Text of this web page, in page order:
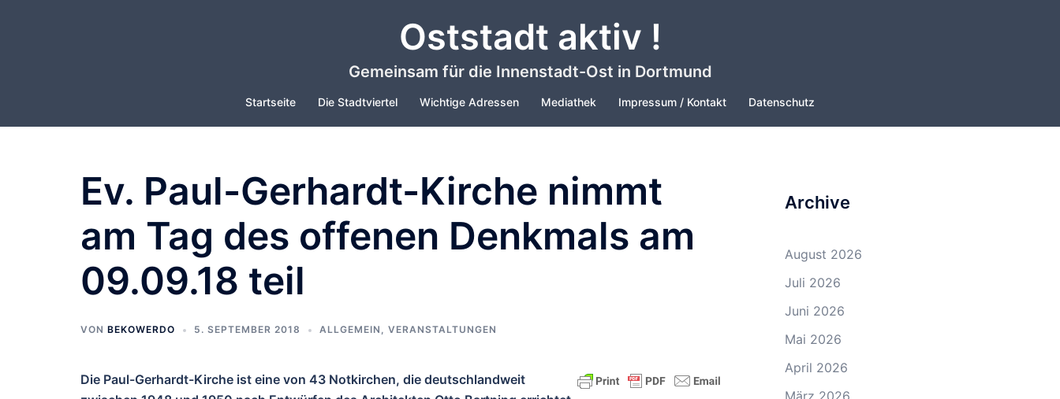
Oststadt aktiv !
Gemeinsam für die Innenstadt-Ost in Dortmund
Startseite Die Stadtviertel Wichtige Adressen Mediathek Impressum / Kontakt Datenschutz
Ev. Paul-Gerhardt-Kirche nimmt
am Tag des offenen Denkmals am
09.09.18 teil
VON BEKOWERDO 5. SEPTEMBER 2018 ALLGEMEIN , VERANSTALTUNGEN
Die Paul-Gerhardt-Kirche ist eine von 43 Notkirchen, die deutschlandweit
Archive
August 2026
Juli 2026
Juni 2026
Mai 2026
April 2026
März 2026